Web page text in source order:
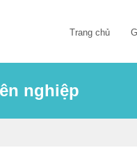
Trang chủ
nghiệp